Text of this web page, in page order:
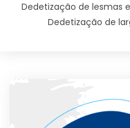
Dedetização de lesmas
Dedetização de